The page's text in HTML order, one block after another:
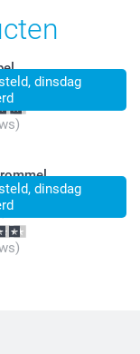
dinsdag
dinsdag